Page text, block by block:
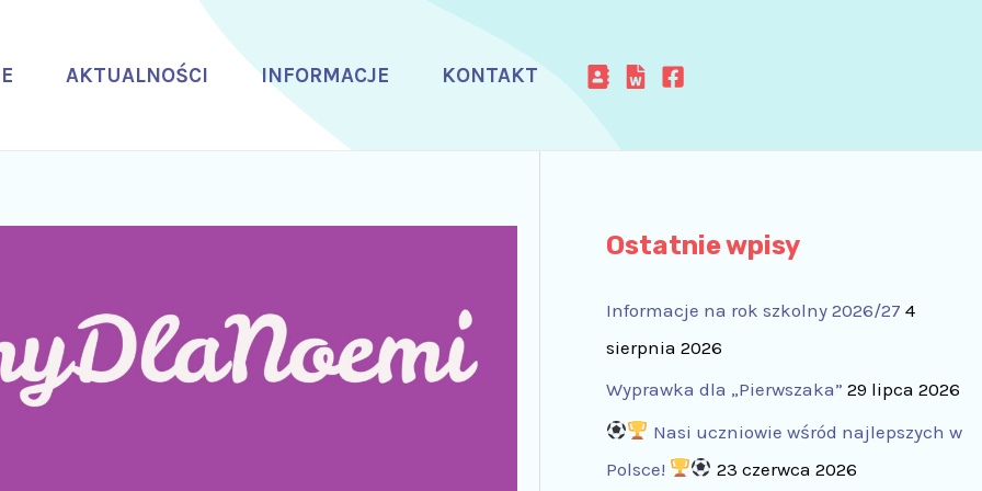
AKTUALNOŚCI INFORMACJE KONTAKT
Ostatnie wpisy
Informacje na rok szkolny 2026/27 4
sierpnia 2026
Wyprawka dla „Pierwszaka” 29 lipca 2026
Nasi uczniowie wśród najlepszych w
Polsce!
23 czerwca 2026